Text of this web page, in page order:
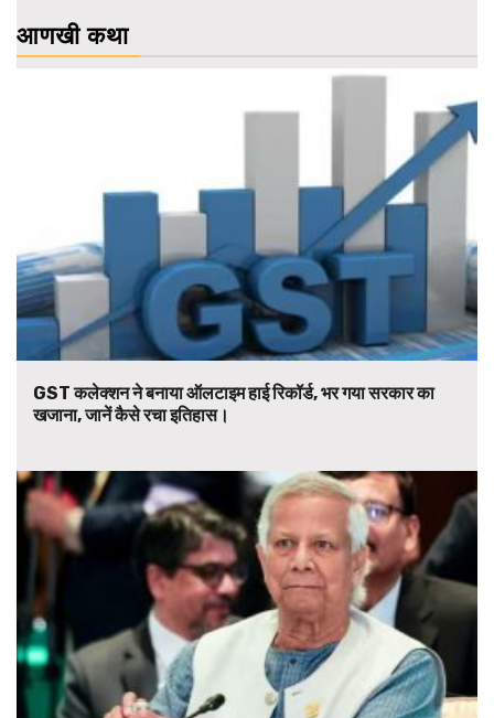
आणखी कथा
GST कलेक्शन ने बनाया ऑलटाइम हाई रिकॉर्ड, भर गया सरकार का
खजाना, जानें कैसे रचा इतिहास।